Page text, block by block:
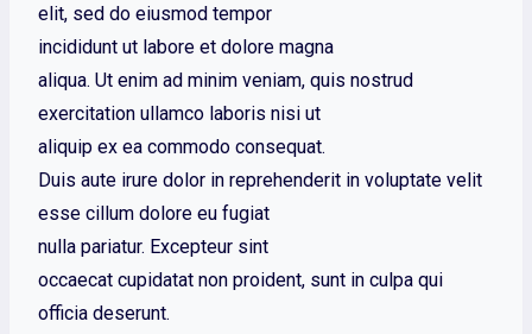
elit, sed do eiusmod tempor
incididunt ut labore et dolore magna
aliqua. Ut enim ad minim veniam, quis nostrud
exercitation ullamco laboris nisi ut
aliquip ex ea commodo consequat.
Duis aute irure dolor in reprehenderit in voluptate velit
esse cillum dolore eu fugiat
nulla pariatur. Excepteur sint
occaecat cupidatat non proident, sunt in culpa qui
officia deserunt.